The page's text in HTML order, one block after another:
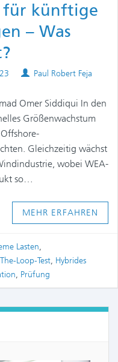
für künftige
– Was
Authors
Paul Robert Feja
Omer Siddiqui In den
Größenwachstum
Gleichzeitig wächst
wobei WEA-
so…
MEHR ERFAHREN
Lasten,
Loop-Test, Hybrides
, Prüfung